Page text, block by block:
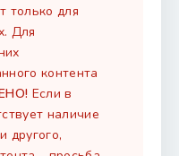
только для
Для
контента
Если в
наличие
другого,